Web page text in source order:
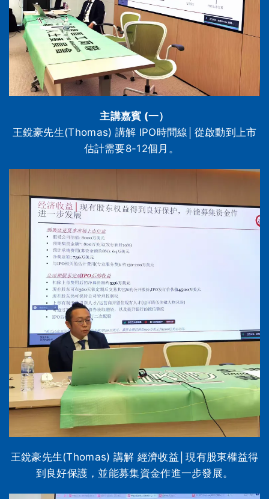
主講嘉賓 (一）
王銳豪先生(Thomas) 講解 IPO時間線│從啟動到上市
估計需要8-12個月。
王銳豪先生(Thomas) 講解 經濟收益│現有股東權益得
到良好保護，並能募集資金作進一步發展。